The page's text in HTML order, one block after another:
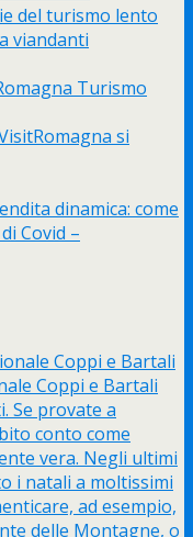
del turismo lento
viandanti
Turismo
si
dinamica: come
Covid –
Coppi e Bartali